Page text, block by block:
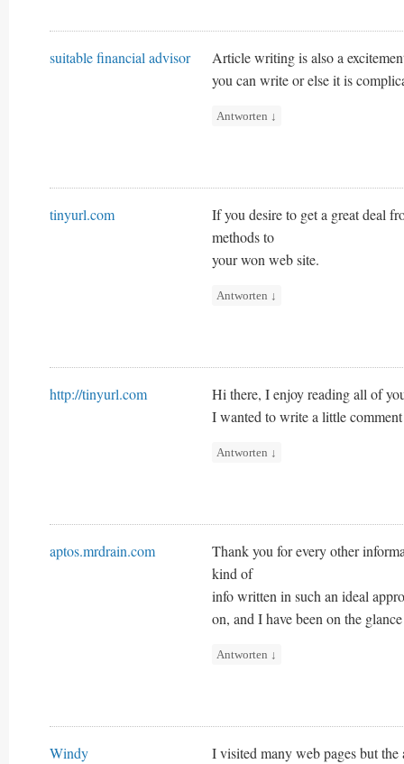
suitable financial advisor
Article writing is also a
you can write or else it is
Antworten ↓
tinyurl.com
If you desire to get a great deal
methods to
your won web site.
Antworten ↓
http://tinyurl.com
Hi there, I enjoy reading all of
I wanted to write a little
Antworten ↓
aptos.mrdrain.com
Thank you for every other
kind of
info written in such an ideal
on, and I have been on the
Antworten ↓
Windy
I visited many web pages but